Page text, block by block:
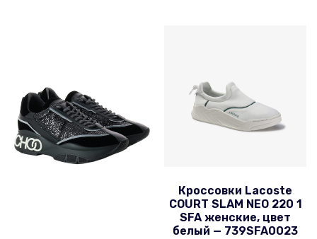
Кроссовки Lacoste
COURT SLAM NEO 220 1
SFA женские, цвет
белый — 739SFA0023